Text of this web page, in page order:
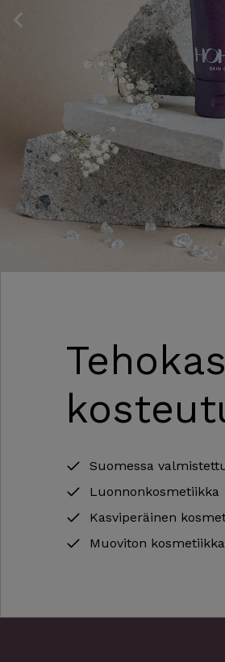
Previous
slide
Suomessa
Luonnonkosmetiikka
Kasviperäinen
Muoviton kosmetiikka